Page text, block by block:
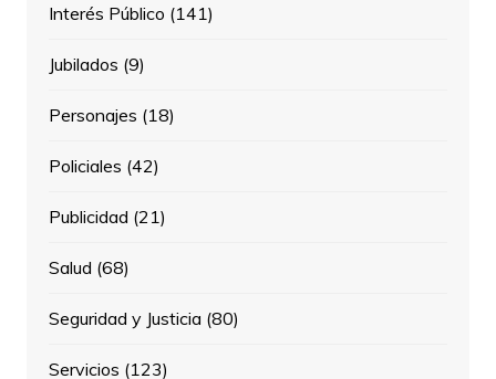
Interés Público (141)
Jubilados (9)
Personajes (18)
Policiales (42)
Publicidad (21)
Salud (68)
Seguridad y Justicia (80)
Servicios (123)